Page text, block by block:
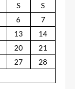
S
S
6
7
13
14
20
21
27
28